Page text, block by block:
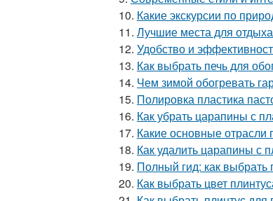
10. Какие экскурсии по
11. Лучшие места для
12. Удобство и
13. Как выбрать печь для
14. Чем зимой обогревать
15. Полировка пластика
16. Как убрать царапины с
17. Какие основные
18. Как удалить царапины с
19. Полный гид: как выбрать
20. Как выбрать цвет